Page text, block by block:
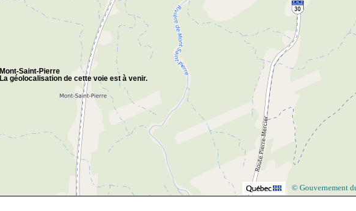
Mont-Saint-Pierre
La géolocalisation de cette voie est à venir.
© Gouvernement